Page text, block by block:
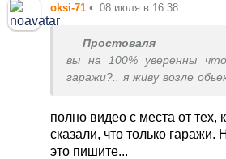
oksi-71 • 08 июля в 16:38
Простоваля
вы на 100% уверенны
гаражи?.. я живу возле
показывали только
гаражи, садик... и это как бы
полно видео с места от тех,
сказали, что только гаражи.
это пишите...